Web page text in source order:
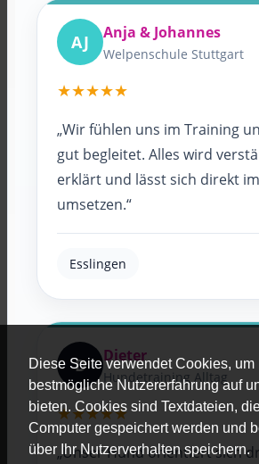
Diese Seite verwendet Cookies, um
bestmögliche Nutzererfahrung auf
bieten. Cookies sind Textdateien,
Computer gespeichert werden und
über Ihr Nutzerverhalten speichern.
AJ Anja & Johannes
Welpenschule Stuttgart
★★★★★
„Wir fühlen uns im Training
gut begleitet. Alles wird
erklärt und lässt sich direkt
umsetzen.“
Esslingen
D Dieter
Hundetraining Alltag
★★★★★
„Unser Hund orientiert sich